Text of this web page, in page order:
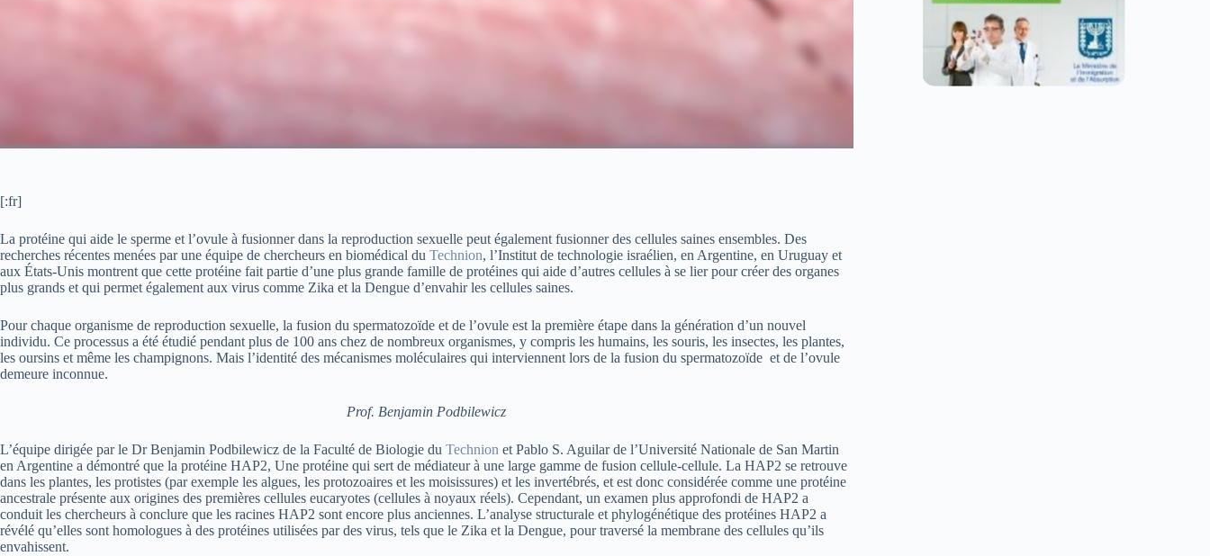
[:fr]
La protéine qui aide le sperme et l’ovule à fusionner dans la reproduction sexuelle peut également fusionner des cellules saines ensembles. Des
recherches récentes menées par une équipe de chercheurs en biomédical du Technion, l’Institut de technologie israélien, en Argentine, en Uruguay et
aux États-Unis montrent que cette protéine fait partie d’une plus grande famille de protéines qui aide d’autres cellules à se lier pour créer des organes
plus grands et qui permet également aux virus comme Zika et la Dengue d’envahir les cellules saines.
Pour chaque organisme de reproduction sexuelle, la fusion du spermatozoïde et de l’ovule est la première étape dans la génération d’un nouvel
individu. Ce processus a été étudié pendant plus de 100 ans chez de nombreux organismes, y compris les humains, les souris, les insectes, les plantes,
les oursins et même les champignons. Mais l’identité des mécanismes moléculaires qui interviennent lors de la fusion du spermatozoïde et de l’ovule
demeure inconnue.
Prof. Benjamin Podbilewicz
L’équipe dirigée par le Dr Benjamin Podbilewicz de la Faculté de Biologie du Technion et Pablo S. Aguilar de l’Université Nationale de San Martin
en Argentine a démontré que la protéine HAP2, Une protéine qui sert de médiateur à une large gamme de fusion cellule-cellule. La HAP2 se retrouve
dans les plantes, les protistes (par exemple les algues, les protozoaires et les moisissures) et les invertébrés, et est donc considérée comme une protéine
ancestrale présente aux origines des premières cellules eucaryotes (cellules à noyaux réels). Cependant, un examen plus approfondi de HAP2 a
conduit les chercheurs à conclure que les racines HAP2 sont encore plus anciennes. L’analyse structurale et phylogénétique des protéines HAP2 a
révélé qu’elles sont homologues à des protéines utilisées par des virus, tels que le Zika et la Dengue, pour traversé la membrane des cellules qu’ils
envahissent.